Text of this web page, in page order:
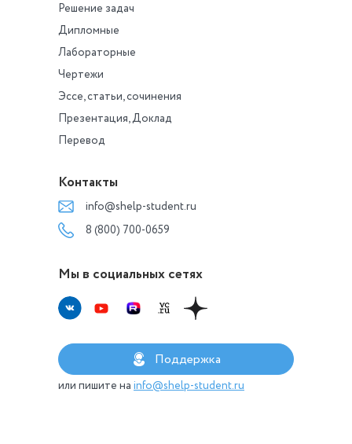
Решение задач
Дипломные
Лабораторные
Чертежи
Эссе, статьи, сочинения
Презентация, Доклад
Перевод
Контакты
info@shelp-student.ru
8 (800) 700-0659
Мы в социальных сетях
Поддержка
или пишите на info@shelp-student.ru